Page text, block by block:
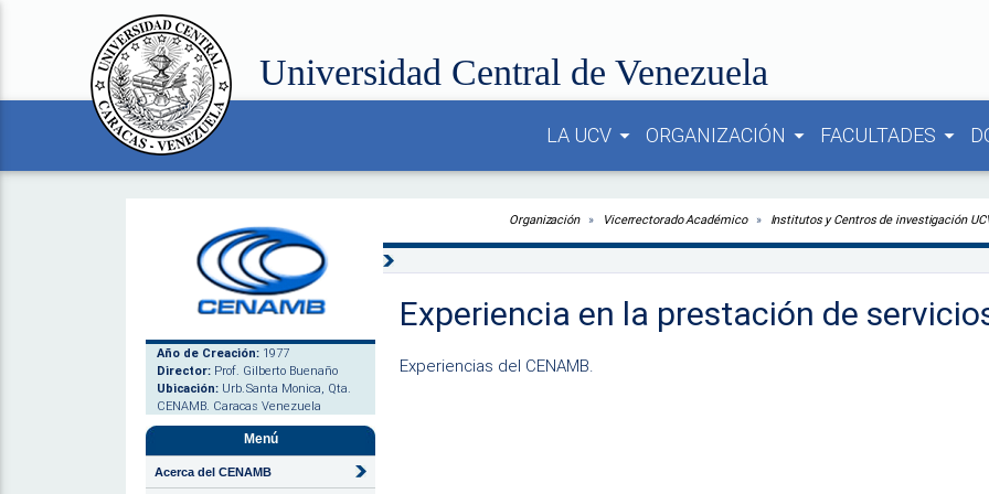
Universidad Central de Venezuela
LA UCV arrow_drop_down ORGANIZACIÓN arrow_drop_down FACULTADES arrow_drop_down
Año de Creación: 1977
Director: Prof. Gilberto Buenaño
Ubicación: Urb.Santa Monica, Qta.
CENAMB. Caracas Venezuela
Menú
Acerca del CENAMB
Organización Vicerrectorado Académico Institutos y Centros de investigación
Experiencia en la prestación de
Experiencias del CENAMB.